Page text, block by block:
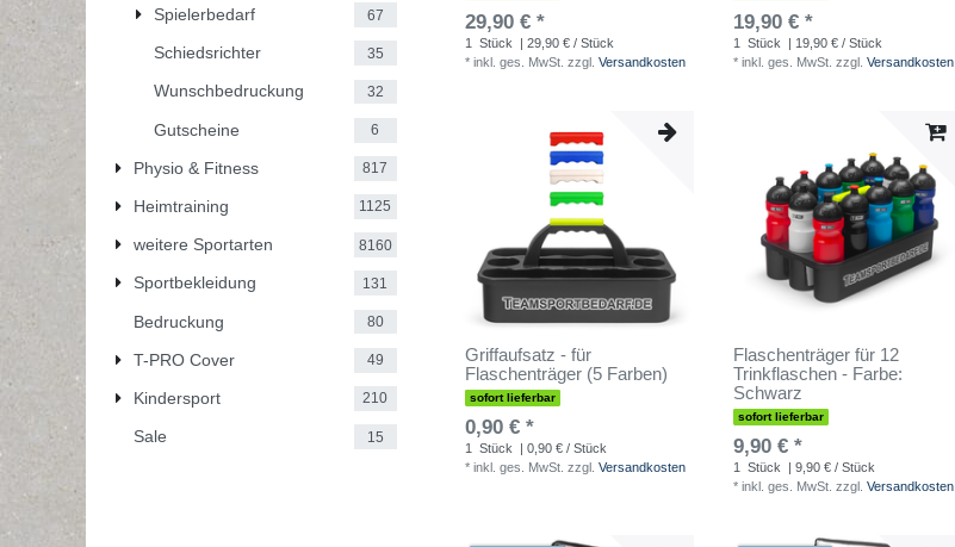
Spielerbedarf 67
Schiedsrichter 35
Wunschbedruckung 32
Gutscheine 6
Physio & Fitness 817
Heimtraining 1125
weitere Sportarten 8160
Sportbekleidung 131
Bedruckung 80
T-PRO Cover 49
Kindersport 210
Sale 15
29,90 € *
1 Stück
| 29,90 € / Stück
* inkl. ges. MwSt. zzgl. Versandkosten
19,90 € *
1 Stück
| 19,90 € / Stück
* inkl. ges. MwSt. zzgl. Versandkosten
Griffaufsatz - für
Flaschenträger (5 Farben)
sofort lieferbar
0,90 € *
1 Stück
| 0,90 € / Stück
* inkl. ges. MwSt. zzgl. Versandkosten
Flaschenträger für 12
Trinkflaschen - Farbe:
Schwarz
sofort lieferbar
9,90 € *
1 Stück
| 9,90 € / Stück
* inkl. ges. MwSt. zzgl. Versandkosten